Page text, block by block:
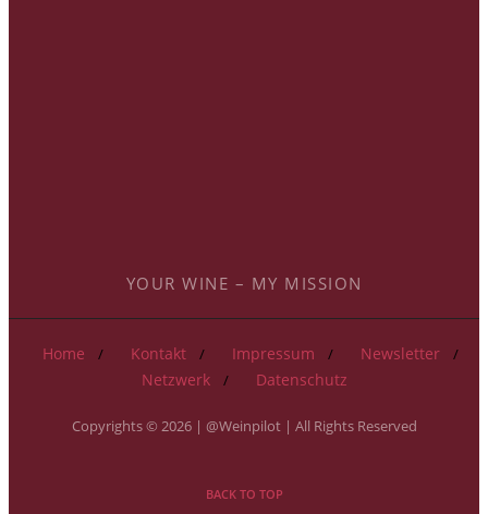
YOUR WINE – MY MISSION
Home Kontakt Impressum
Newsletter
Netzwerk
Datenschutz
Copyrights © 2026 | @Weinpilot | All Rights Reserved
BACK TO TOP